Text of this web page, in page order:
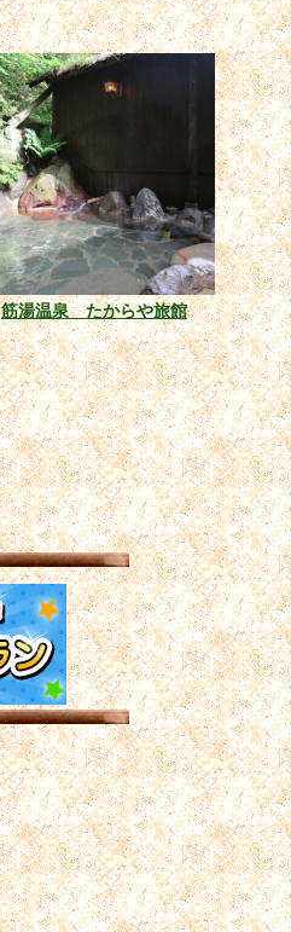
筋湯温泉 たからや旅館